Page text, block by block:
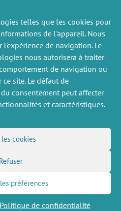
telles que les cookies pour
de l'appareil. Nous
de navigation. Le
nous autorisera à traiter
de navigation ou
site. Le défaut de
consentement peut affecter
et caractéristiques.
les cookies
Refuser
préférences
Politique de confidentialité
(doctorante au CEE-M) et
of Business), et publié
NOUS SUIVRE
Inscription à la newsletter